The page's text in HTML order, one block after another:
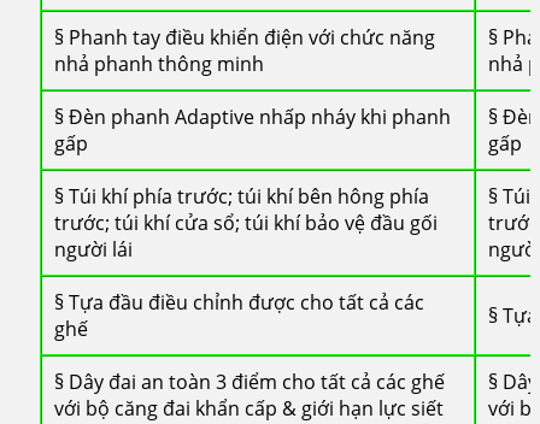
§ Phanh tay điều khiển điện với chức năng
nhả phanh thông minh
§
nhả
§ Đèn phanh Adaptive nhấp nháy khi phanh
gấp
§
gấp
§ Túi khí phía trước; túi khí bên hông phía
trước; túi khí cửa sổ; túi khí bảo vệ đầu gối
người lái
§
§ Tựa đầu điều chỉnh được cho tất cả các
ghế
§
§ Dây đai an toàn 3 điểm cho tất cả các ghế
với bộ căng đai khẩn cấp & giới hạn lực siết
§
với